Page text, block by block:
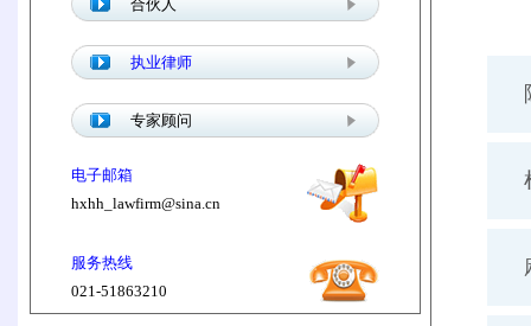
合伙人
执业律师
专家顾问
电子邮箱
hxhh_lawfirm@sina.cn
服务热线
021-51863210